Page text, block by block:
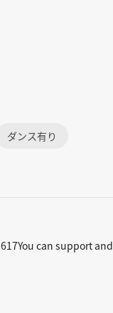
ダンス有り
can support and